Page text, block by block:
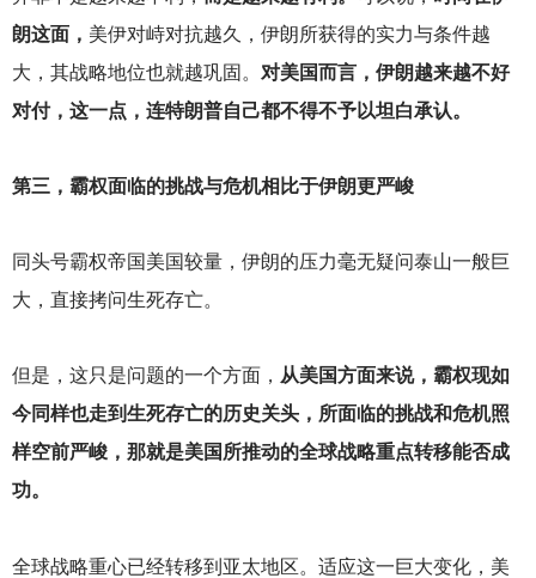
朗这面， 美伊对峙对抗越久，伊朗所获得的实力与条件越
大，其战略地位也就越巩固。 对美国而言，伊朗越来越不好
对付，这一点，连特朗普自己都不得不予以坦白承认。
第三，霸权面临的挑战与危机相比于伊朗更严峻
同头号霸权帝国美国较量，伊朗的压力毫无疑问泰山一般巨
大，直接拷问生死存亡。
但是，这只是问题的一个方面， 从美国方面来说，霸权现如
今同样也走到生死存亡的历史关头，所面临的挑战和危机照
样空前严峻，那就是美国所推动的全球战略重点转移能否成
功。
全球战略重心已经转移到亚太地区。适应这一巨大变化，美